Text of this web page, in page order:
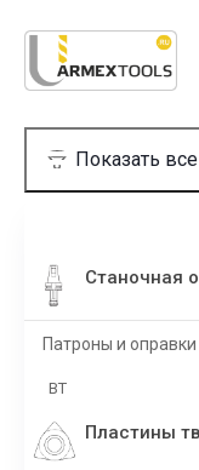
Станочная
Патроны и
BT
Пластины